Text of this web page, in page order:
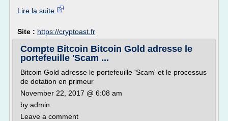
Lire la suite
Site : https://cryptoast.fr
Compte Bitcoin Bitcoin Gold adresse le
portefeuille 'Scam ...
Bitcoin Gold adresse le portefeuille 'Scam' et le processus
de dotation en primeur
November 22, 2017 @ 6:08 am
by admin
Leave a comment